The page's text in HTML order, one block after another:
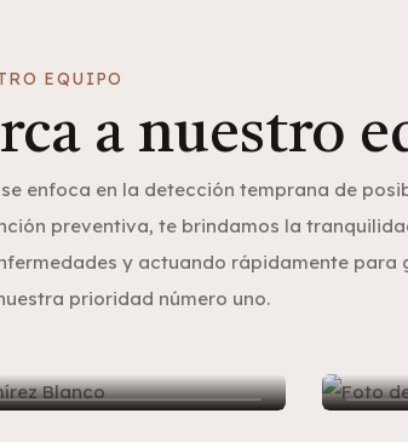
EQUIPO
a nuestro
enfoca en la detección temprana de
preventiva, te brindamos la
y actuando rápidamente para
prioridad número uno.
Blanco